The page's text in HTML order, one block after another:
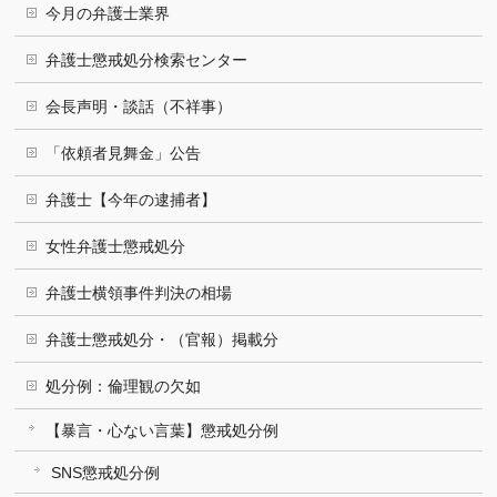
今月の弁護士業界
弁護士懲戒処分検索センター
会長声明・談話（不祥事）
「依頼者見舞金」公告
弁護士【今年の逮捕者】
女性弁護士懲戒処分
弁護士横領事件判決の相場
弁護士懲戒処分・（官報）掲載分
処分例：倫理観の欠如
【暴言・心ない言葉】懲戒処分例
SNS懲戒処分例